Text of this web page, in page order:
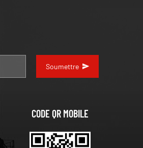
Soumettre
CODE QR MOBILE